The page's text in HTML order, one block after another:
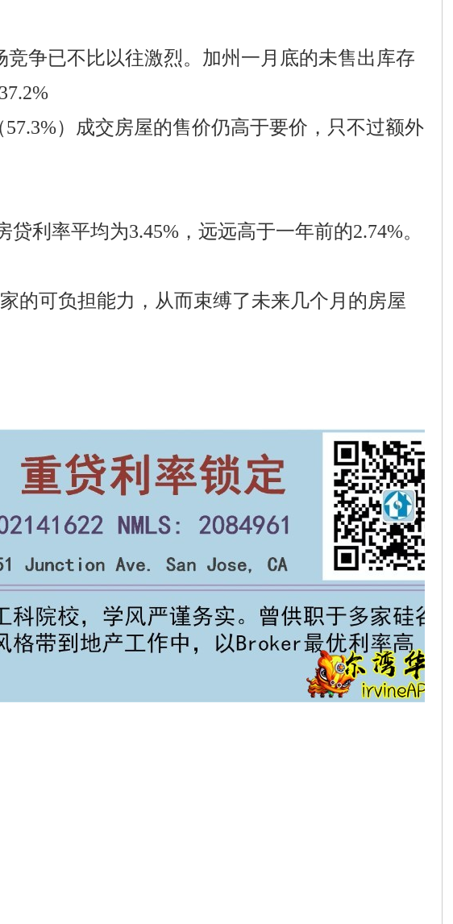
争已不比以往激烈。加州一月底的未售出库存
）成交房屋的售价仍高于要价，只不过额外
利率平均为3.45%，远远高于一年前的2.74%。
的可负担能力，从而束缚了未来几个月的房屋